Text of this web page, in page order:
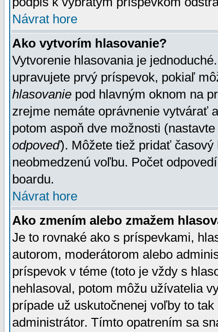
Návrat hore
Ako vytvorím hlasovanie?
Vytvorenie hlasovania je
upravujete prvý príspevok, pokiaľ
hlasovanie pod hlavným oknom na
zrejme nemáte oprávnenie vytvárať
potom aspoň dve možnosti
odpoveď). Môžete tiež pridať
neobmedzenú voľbu. Počet
boardu.
Návrat hore
Ako zmením alebo zmažem
Je to rovnaké ako s príspevkami,
autorom, moderátorom alebo
príspevok v téme (toto je vždy s
nehlasoval, potom môžu užívatelia
prípade už uskutočnenej voľby to
administrátor. Tímto opatrením sa